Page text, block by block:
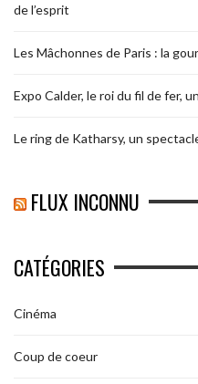
de l’esprit
Les Mâchonnes de Paris : la
Expo Calder, le roi du fil de fer,
Le ring de Katharsy, un
FLUX INCONNU
CATÉGORIES
Cinéma
Coup de coeur